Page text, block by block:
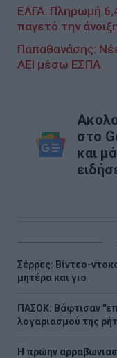
ΕΛΓΑ: Πληρωμή
παγετό την
Παπαθανάσης:
ΑΕΙ μέσω ΕΣΠΑ
στο
και
Σέρρες: Βίντεο-
μητέρα και γιο
ΠΑΣΟΚ: Βάφτισαν
λογαριασμού της
Η πρώην